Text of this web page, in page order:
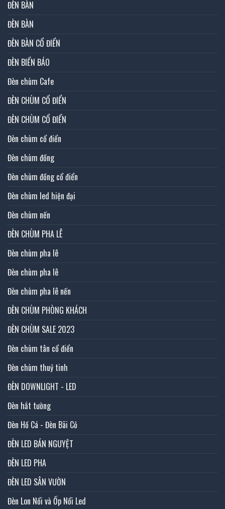
ĐÈN BÀN
ĐÈN BÀN
ĐÈN BÀN CỔ ĐIỂN
ĐÈN BIỂN BÁO
Đèn chùm Cafe
ĐÈN CHÙM CỔ ĐIỂN
ĐÈN CHÙM CỔ ĐIỂN
Đèn chùm cổ điển
Đèn chùm đồng
Đèn chùm đồng cổ điển
Đèn chùm led hiện đại
Đèn chùm nến
ĐÈN CHÙM PHA LÊ
Đèn chùm pha lê
Đèn chùm pha lê
Đèn chùm pha lê nến
ĐÈN CHÙM PHÒNG KHÁCH
ĐÈN CHÙM SALE 2023
Đèn chùm tân cổ điển
Đèn chùm thuỷ tinh
ĐÈN DOWNLIGHT - LED
Đèn hắt tường
Đèn Hồ Cá - Đèn Bãi Cỏ
ĐÈN LED BÁN NGUYỆT
ĐÈN LED PHA
ĐÈN LED SÂN VƯỜN
Đèn Lon Nổi và Ốp Nổi Led